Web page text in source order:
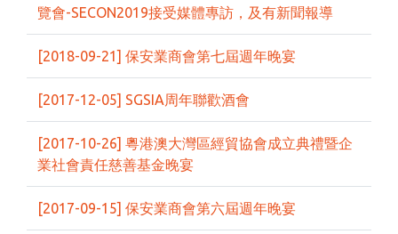
覽會-SECON2019接受媒體專訪，及有新聞報導
[2018-09-21] 保安業商會第七屆週年晚宴
[2017-12-05] SGSIA周年聯歡酒會
[2017-10-26] 粵港澳大灣區經貿協會成立典禮暨企
業社會責任慈善基金晚宴
[2017-09-15] 保安業商會第六屆週年晚宴